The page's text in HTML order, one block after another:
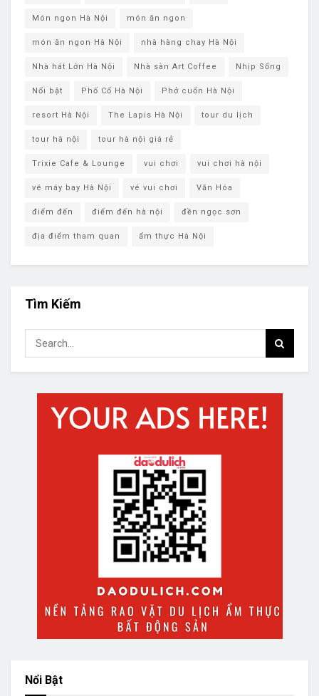
Món ngon Hà Nội món ăn ngon
món ăn ngon Hà Nội nhà hàng chay Hà Nội
Nhà hát Lớn Hà Nội Nhà sàn Art Coffee Nhịp Sống
Nổi bật Phố Cổ Hà Nội Phở cuốn Hà Nội
resort Hà Nội The Lapis Hà Nội tour du lịch
tour hà nội tour hà nội giá rẻ
Trixie Cafe & Lounge vui chơi vui chơi hà nội
vé máy bay Hà Nội vé vui chơi Văn Hóa
điểm đến điểm đến hà nội đền ngọc sơn
địa điểm tham quan ẩm thực Hà Nội
Tìm Kiếm
Nổi Bật